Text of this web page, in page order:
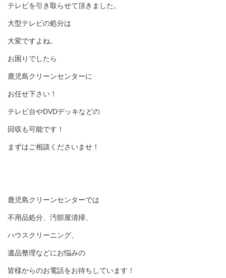
テレビを引き取らせて頂きました。
大型テレビの処分は
大変ですよね。
お困りでしたら
鹿児島クリーンセンターに
お任せ下さい！
テレビ台やDVDデッキなどの
回収も可能です！
まずはご相談くださいませ！
鹿児島クリーンセンターでは
不用品処分、汚部屋清掃、
ハウスクリーニング、
遺品整理などにお悩みの
皆様からのお電話をお待ちしています！